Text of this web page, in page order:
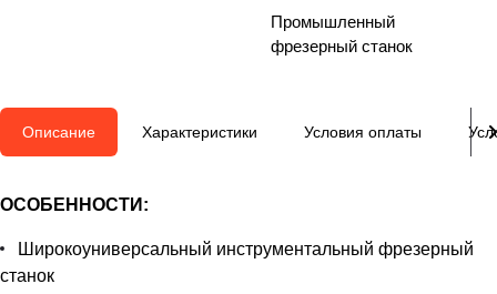
Промышленный
фрезерный станок
Описание Характеристики Условия оплаты
ОСОБЕННОСТИ:
Широкоуниверсальный инструментальный фрезерный
станок